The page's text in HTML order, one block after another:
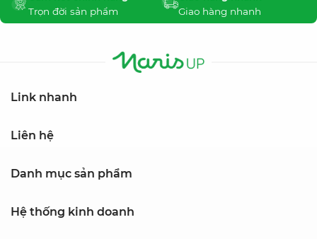
Trọn đời sản phẩm
Giao hàng nhanh
Link nhanh
Liên hệ
Danh mục sản phẩm
Hệ thống kinh doanh